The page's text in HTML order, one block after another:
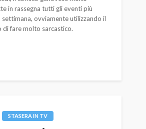
in rassegna tutti gli eventi più
ovviamente utilizzando il
di fare molto sarcastico.
STASERA IN TV
tennis mondiale e